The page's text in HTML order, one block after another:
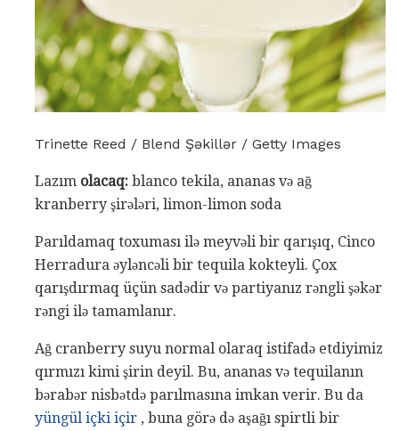
Trinette Reed / Blend Şəkillər / Getty Images
Lazım olacaq: blanco tekila, ananas və ağ
kranberry şirələri, limon-limon soda
Parıldamaq toxuması ilə meyvəli bir qarışıq, Cinco
Herradura əyləncəli bir tequila kokteyli. Çox
qarışdırmaq üçün sadədir və partiyanız rəngli şəkər
rəngi ilə tamamlanır.
Ağ cranberry suyu normal olaraq istifadə etdiyimiz
qırmızı kimi şirin deyil. Bu, ananas və tequilanın
bərabər nisbətdə parılmasına imkan verir. Bu da
yüngül içki içir , buna görə də aşağı spirtli bir